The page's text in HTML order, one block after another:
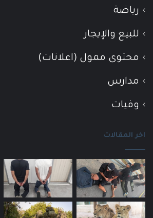
رياضة
للبيع والإيجار
محتوى ممول (اعلانات)
مدارس
وفيات
اخر المقالات